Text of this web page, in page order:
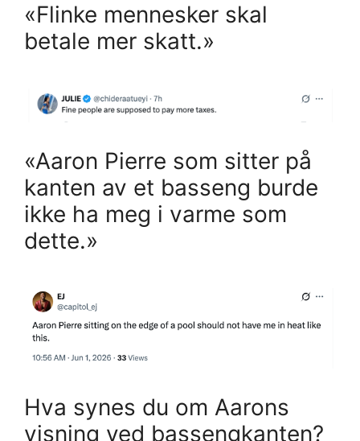
«Flinke mennesker skal
betale mer skatt.»
«Aaron Pierre som sitter på
kanten av et basseng burde
ikke ha meg i varme som
dette.»
Hva synes du om Aarons
visning ved bassengkanten?